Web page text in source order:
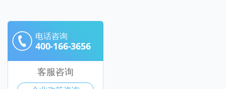
电话咨询
400-166-3656
客服咨询